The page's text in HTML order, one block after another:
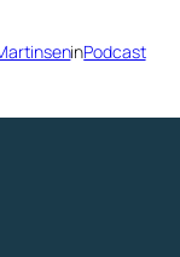
inPodcast